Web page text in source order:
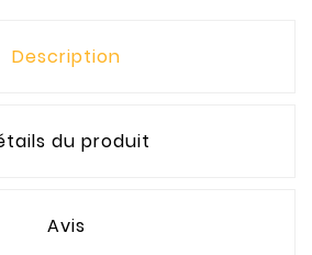
Description
du produit
Avis